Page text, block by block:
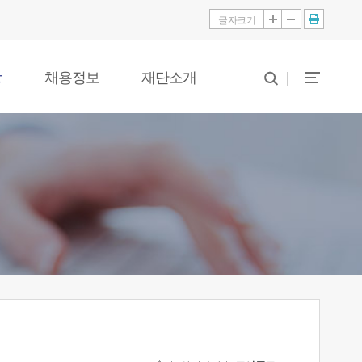
글자크기
채용정보 재단소개